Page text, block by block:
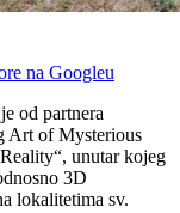
na Googleu
od partnera
Art of Mysterious
unutar kojeg
3D
lokalitetima sv.